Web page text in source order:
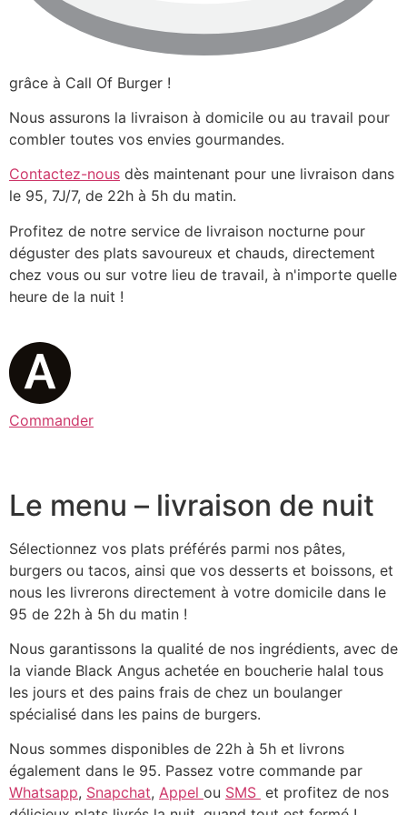
grâce à Call Of Burger !
Nous assurons la livraison à domicile ou au travail pour
combler toutes vos envies gourmandes.
Contactez-nous dès maintenant pour une livraison dans
le 95, 7J/7, de 22h à 5h du matin.
Profitez de notre service de livraison nocturne pour
déguster des plats savoureux et chauds, directement
chez vous ou sur votre lieu de travail, à n'importe quelle
heure de la nuit !
Commander
Le menu – livraison de nuit
Sélectionnez vos plats préférés parmi nos pâtes,
burgers ou tacos, ainsi que vos desserts et boissons, et
nous les livrerons directement à votre domicile dans le
95 de 22h à 5h du matin !
Nous garantissons la qualité de nos ingrédients, avec de
la viande Black Angus achetée en boucherie halal tous
les jours et des pains frais de chez un boulanger
spécialisé dans les pains de burgers.
Nous sommes disponibles de 22h à 5h et livrons
également dans le 95. Passez votre commande par
Whatsapp, Snapchat, Appel ou SMS et profitez de nos